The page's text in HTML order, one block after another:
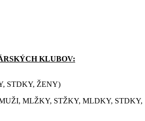
KLUBOV:
STDKY, ŽENY)
MLŽKY, STŽKY, MLDKY, STDKY,